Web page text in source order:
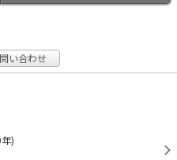
い合わせ
)